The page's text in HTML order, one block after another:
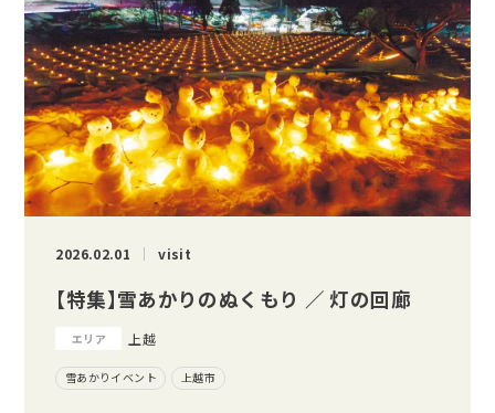
2026.02.01 visit
【特集】雪あかりのぬくもり ／ 灯の回廊
エリア 上越
雪あかりイベント 上越市